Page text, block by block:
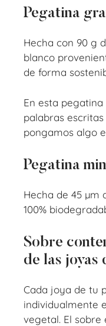
Pegatina
Hecha con 90 g
blanco
de forma
En esta
palabras
pongamos algo
Pegatina
Hecha de 45 µm
100%
Sobre
de las joyas
Cada joya de tu
individualmente
vegetal. El sobre